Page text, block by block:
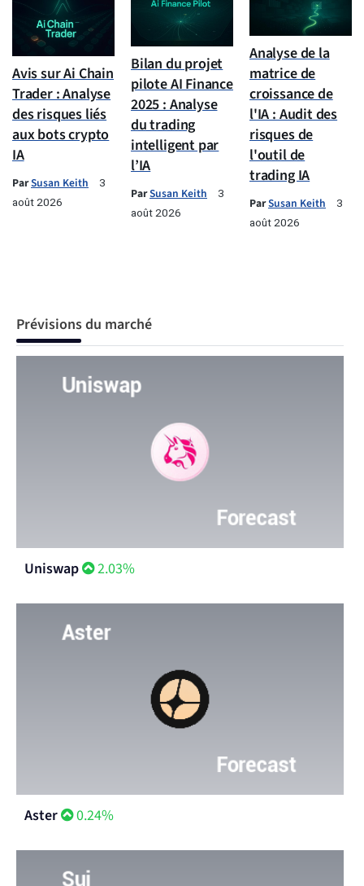
Avis sur Ai Chain
Trader : Analyse
des risques liés
aux bots crypto
IA
ParSusan Keith
3
août 2026
Bilan du projet
pilote AI Finance
2025 : Analyse
du trading
intelligent par
l’IA
ParSusan Keith
3
août 2026
Analyse de la
matrice de
croissance de
l'IA : Audit des
risques de
l'outil de
trading IA
ParSusan Keith
3
août 2026
Prévisions du marché
Uniswap 2.03%
Aster 0.24%